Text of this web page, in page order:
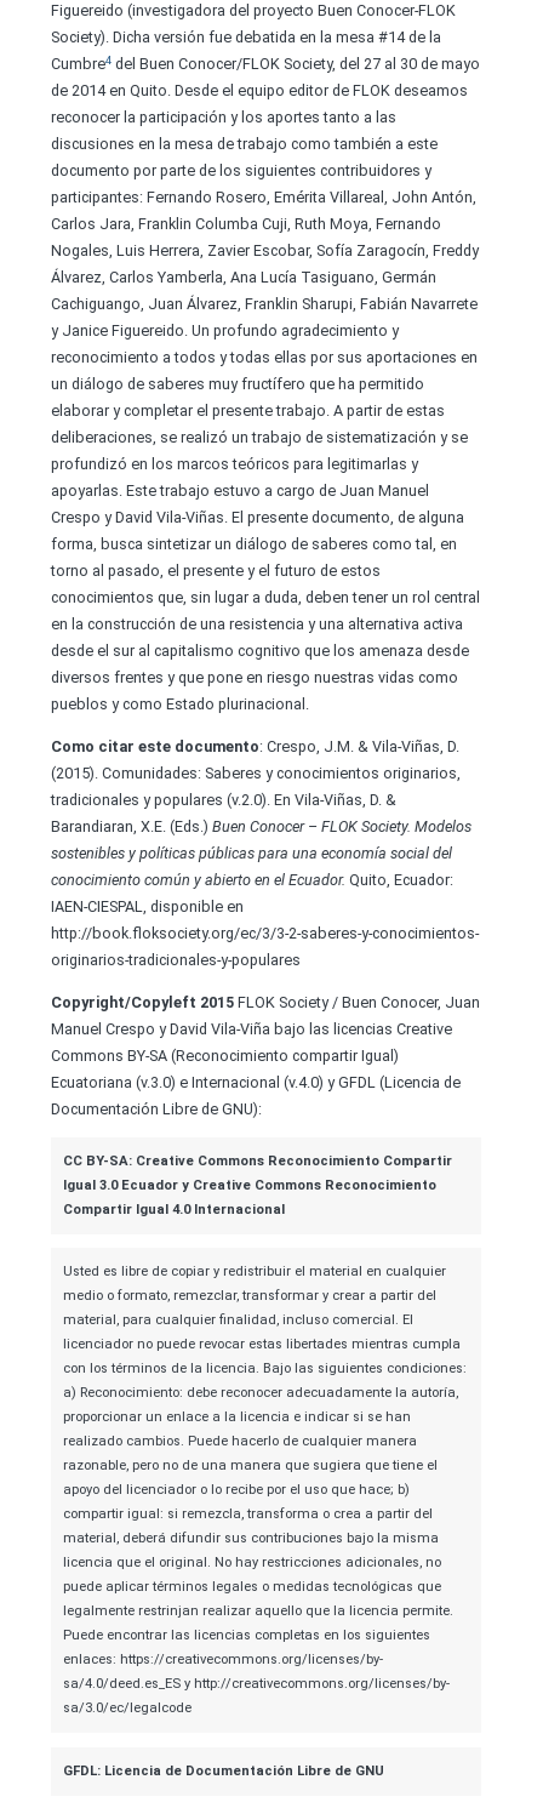
Figuereido (investigadora del proyecto Buen Conocer-FLOK
Society). Dicha versión fue debatida en la mesa #14 de la
Cumbre4del Buen Conocer/FLOK Society, del 27 al 30 de mayo
de 2014 en Quito. Desde el equipo editor de FLOK deseamos
reconocer la participación y los aportes tanto a las
discusiones en la mesa de trabajo como también a este
documento por parte de los siguientes contribuidores y
participantes: Fernando Rosero, Emérita Villareal, John Antón,
Carlos Jara, Franklin Columba Cuji, Ruth Moya, Fernando
Nogales, Luis Herrera, Zavier Escobar, Sofía Zaragocín, Freddy
Álvarez, Carlos Yamberla, Ana Lucía Tasiguano, Germán
Cachiguango, Juan Álvarez, Franklin Sharupi, Fabián Navarrete
y Janice Figuereido. Un profundo agradecimiento y
reconocimiento a todos y todas ellas por sus aportaciones en
un diálogo de saberes muy fructífero que ha permitido
elaborar y completar el presente trabajo. A partir de estas
deliberaciones, se realizó un trabajo de sistematización y se
profundizó en los marcos teóricos para legitimarlas y
apoyarlas. Este trabajo estuvo a cargo de Juan Manuel
Crespo y David Vila-Viñas. El presente documento, de alguna
forma, busca sintetizar un diálogo de saberes como tal, en
torno al pasado, el presente y el futuro de estos
conocimientos que, sin lugar a duda, deben tener un rol central
en la construcción de una resistencia y una alternativa activa
desde el sur al capitalismo cognitivo que los amenaza desde
diversos frentes y que pone en riesgo nuestras vidas como
pueblos y como Estado plurinacional.
Como citar estedocumento: Crespo, J.M. & Vila-Viñas, D.
(2015). Comunidades: Saberes y conocimientos originarios,
tradicionales y populares (v.2.0). En Vila-Viñas, D. &
Barandiaran, X.E. (Eds.) Buen Conocer – FLOK Society. Modelos
sostenibles y políticas públicas para una economía social del
conocimiento común y abierto en el Ecuador. Quito, Ecuador:
IAEN-CIESPAL, disponible en
http://book.floksociety.org/ec/3/3-2-saberes-y-conocimientos-
originarios-tradicionales-y-populares
Copyright/Copyleft 2015FLOK Society / Buen Conocer, Juan
Manuel Crespo y David Vila-Viña bajo las licencias Creative
Commons BY-SA (Reconocimiento compartir Igual)
Ecuatoriana (v.3.0) e Internacional (v.4.0) y GFDL (Licencia de
Documentación Libre de GNU):
CC BY-SA: Creative Commons Reconocimiento Compartir
Igual 3.0 Ecuador y Creative Commons Reconocimiento
Compartir Igual 4.0 Internacional
Usted es libre de copiar y redistribuir el material en cualquier
medio o formato, remezclar, transformar y crear a partir del
material, para cualquier finalidad, incluso comercial. El
licenciador no puede revocar estas libertades mientras cumpla
con los términos de la licencia. Bajo las siguientes condiciones:
a) Reconocimiento: debe reconocer adecuadamente la autoría,
proporcionar un enlace a la licencia e indicar si se han
realizado cambios. Puede hacerlo de cualquier manera
razonable, pero no de una manera que sugiera que tiene el
apoyo del licenciador o lo recibe por el uso que hace; b)
compartir igual: si remezcla, transforma o crea a partir del
material, deberá difundir sus contribuciones bajo la misma
licencia que el original. No hay restricciones adicionales, no
puede aplicar términos legales o medidas tecnológicas que
legalmente restrinjan realizar aquello que la licencia permite.
Puede encontrar las licencias completas en los siguientes
enlaces: https://creativecommons.org/licenses/by-
sa/4.0/deed.es_ES y http://creativecommons.org/licenses/by-
sa/3.0/ec/legalcode
GFDL: Licencia de Documentación Libre de GNU